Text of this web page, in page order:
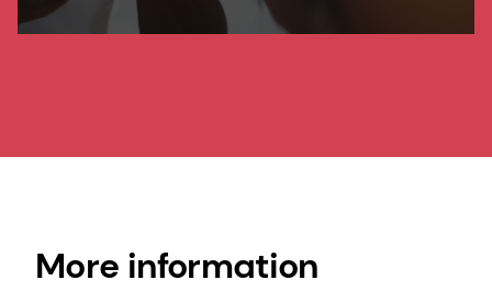
sodium hyaluronate, and panthenol.
More information